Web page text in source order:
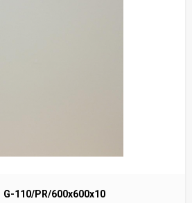
G-110/PR/600x600x10